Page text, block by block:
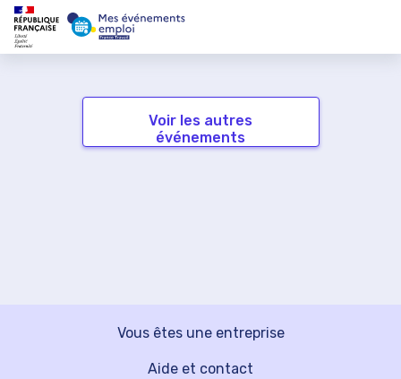
Voir les autres
événements
Vous êtes une entreprise
Aide et contact